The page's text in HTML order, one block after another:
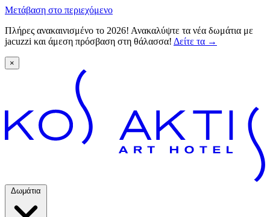
Μετάβαση στο περιεχόμενο
Πλήρες ανακαινισμένο το 2026! Ανακαλύψτε τα νέα δωμάτια με
jacuzzi και άμεση πρόσβαση στη θάλασσα! Δείτε τα →
×
Δωμάτια